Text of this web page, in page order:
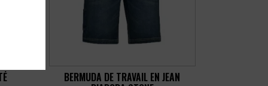
BERMUDA DE TRAVAIL EN JEAN